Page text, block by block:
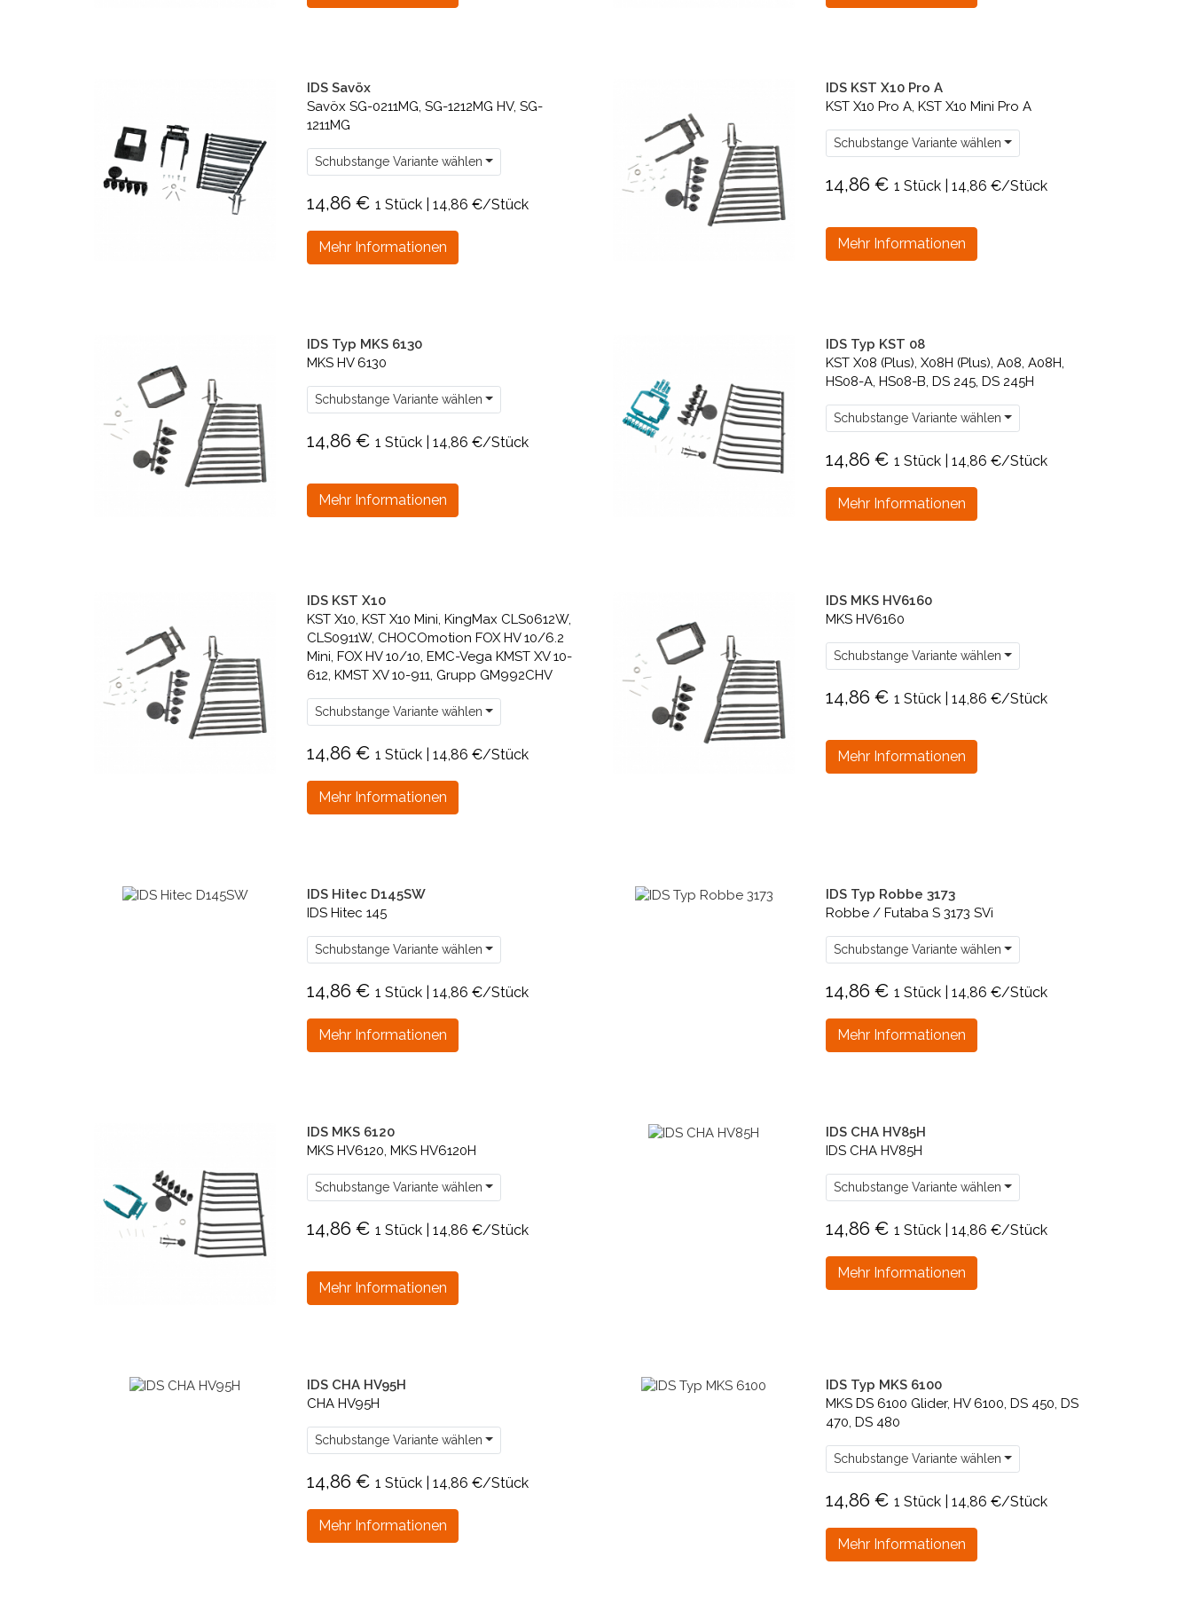
IDS Savöx
Savöx SG-0211MG, SG-1212MG HV, SG-
1211MG
Schubstange Variante wählen
14,86 € 1 Stück | 14,86 €/Stück
Mehr Informationen
IDS KST X10 Pro A
KST X10 Pro A, KST X10 Mini Pro A
Schubstange Variante wählen
14,86 € 1 Stück | 14,86 €/Stück
Mehr Informationen
IDS Typ MKS 6130
MKS HV 6130
Schubstange Variante wählen
14,86 € 1 Stück | 14,86 €/Stück
Mehr Informationen
IDS Typ KST 08
KST X08 (Plus), X08H (Plus), A08, A08H,
HS08-A, HS08-B, DS 245, DS 245H
Schubstange Variante wählen
14,86 € 1 Stück | 14,86 €/Stück
Mehr Informationen
IDS KST X10
KST X10, KST X10 Mini, KingMax CLS0612W,
CLS0911W, CHOCOmotion FOX HV 10/6.2
Mini, FOX HV 10/10, EMC-Vega KMST XV 10-
612, KMST XV 10-911, Grupp GM992CHV
Schubstange Variante wählen
14,86 € 1 Stück | 14,86 €/Stück
Mehr Informationen
IDS MKS HV6160
MKS HV6160
Schubstange Variante wählen
14,86 € 1 Stück | 14,86 €/Stück
Mehr Informationen
IDS Hitec D145SW
IDS Hitec 145
Schubstange Variante wählen
14,86 € 1 Stück | 14,86 €/Stück
Mehr Informationen
IDS Typ Robbe 3173
Robbe / Futaba S 3173 SVi
Schubstange Variante wählen
14,86 € 1 Stück | 14,86 €/Stück
Mehr Informationen
IDS MKS 6120
MKS HV6120, MKS HV6120H
Schubstange Variante wählen
14,86 € 1 Stück | 14,86 €/Stück
Mehr Informationen
IDS CHA HV85H
IDS CHA HV85H
Schubstange Variante wählen
14,86 € 1 Stück | 14,86 €/Stück
Mehr Informationen
IDS CHA HV95H
CHA HV95H
Schubstange Variante wählen
14,86 € 1 Stück | 14,86 €/Stück
Mehr Informationen
IDS Typ MKS 6100
MKS DS 6100 Glider, HV 6100, DS 450, DS
470, DS 480
Schubstange Variante wählen
14,86 € 1 Stück | 14,86 €/Stück
Mehr Informationen